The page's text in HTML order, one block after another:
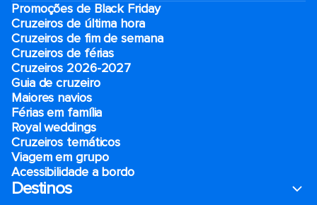
Promoções de Black Friday
Cruzeiros de última hora
Cruzeiros de fim de semana
Cruzeiros de férias
Cruzeiros 2026-2027
Guia de cruzeiro
Maiores navios
Férias em família
Royal weddings
Cruzeiros temáticos
Viagem em grupo
Acessibilidade a bordo
Destinos